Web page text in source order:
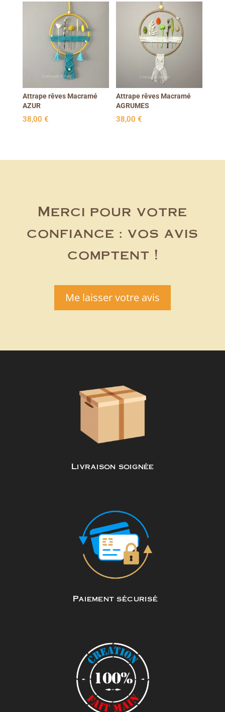
Attrape rêves Macramé
AZUR
38,00 €
Attrape rêves Macramé
AGRUMES
38,00€
Merci pour votre
confiance : vos avis
comptent !
Me laisser votre avis
Livraison soignée
Paiement sécurisé